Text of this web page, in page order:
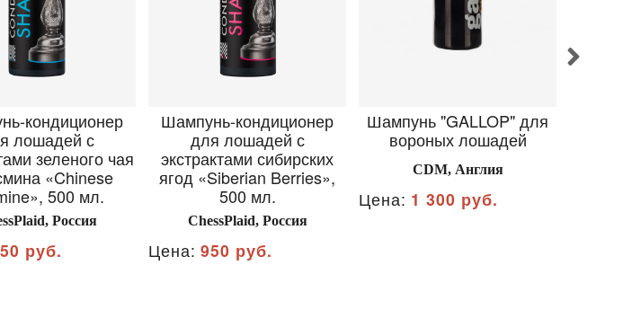
кондиционер
лошадей с
зеленого чая
«Chinese
500 мл.
Россия
руб.
Шампунь-кондиционер
для лошадей с
экстрактами сибирских
ягод «Siberian Berries»,
500 мл.
ChessPlaid, Россия
Цена: 950 руб.
Шампунь "GALLOP" для
вороных лошадей
CDM, Англия
Цена: 1 300 руб.